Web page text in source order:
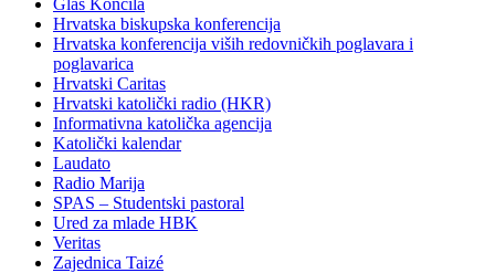
Hrvatska biskupska konferencija
Hrvatska konferencija viših redovničkih poglavara i
poglavarica
Hrvatski Caritas
Hrvatski katolički radio (HKR)
Informativna katolička agencija
Katolički kalendar
Laudato
Radio Marija
SPAS – Studentski pastoral
Ured za mlade HBK
Veritas
Zajednica Taizé